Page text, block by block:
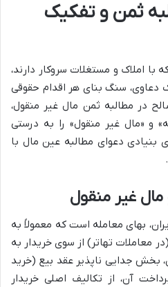
ثمن و تفکیک
با املاک و مستغلات سروکار دارند،
سنگ بنای هر اقدام حقوقی
در مطالبه ثمن مال غیر منقول،
و «مال غیر منقول» را به درستی
دعوای مطالبه عین مال با
غیر منقول
بهای معامله است که معمولاً به
تهاتر) از سوی خریدار به
بخش جدایی ناپذیر عقد بیع (خرید
آن، از تکالیف اصلی خریدار